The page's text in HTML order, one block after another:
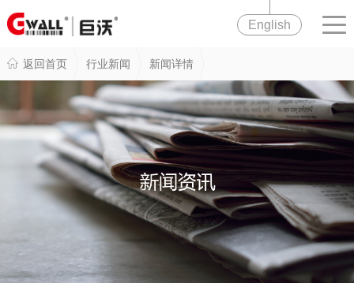
English
返回首页 行业新闻 新闻详情